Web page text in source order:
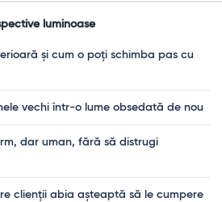
luminoase
și cum o poți schimba pas cu
vechi într-o lume obsedată de nou
dar uman, fără să distrugi
clienții abia așteaptă să le cumpere